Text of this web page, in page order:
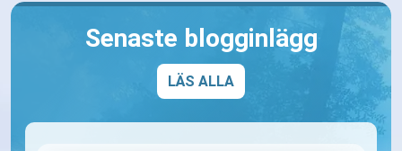
Senaste blogginlägg
LÄS ALLA